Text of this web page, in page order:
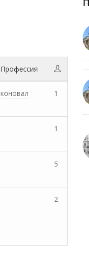
Профессия
коновал 1
1
5
2